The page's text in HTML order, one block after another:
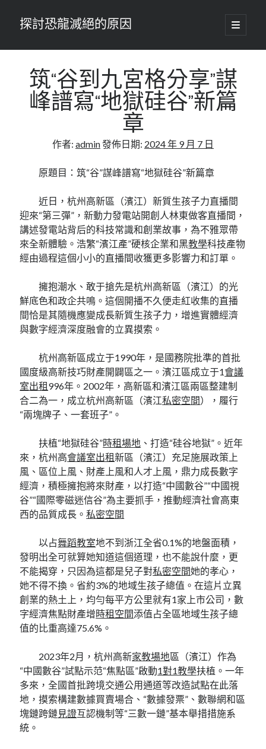
探討恐龍滅絕的原因
開
啟
要
單
筑“谷到九宮格分享”謀
峰譜寫“地獄硅谷”新篇
章
作者: admin發佈日期: 2024 年 9 月 7 日
原題目：筑“谷”謀峰譜寫“地獄硅谷”新篇章
近日，杭州高新區（濱江）新質生孩子力直播間
迎來“第三彈”，新動力發電站開創人林東做客直播間，
講述發電站背后的科技常識和創業故事，為不雅眾帶
來全新體驗。浩繁“濱江產”硬核企業和黑教學科技產物
經由過程這個小小的直播間收獲更多影響力和訂單。
擁抱潮水、敢于搶先是杭州高新區（濱江）的光
鮮底色和政企共鳴。這個開播不久便走紅收集的直播
間恰是其隨機應變成長新質生孩子力，增進實體經濟
與數字經濟深度融會的立異摸索。
杭州高新區成立于1990年，是國務院批準的首批
國度級高新技巧財產開闢區之一。濱江區成立于1會議
室出租996年。2002年，高新區和濱江區兩區整建制
合二為一，成立杭州高新區（濱江私密空間），履行
“兩塊牌子、一套班子”。
扶植“地獄硅谷”時租場地 、打造“硅谷地獄”。近年
來，杭州高會議室出租新區（濱江）充足施展政策上
風、區位上風、財產上風和人才上風，鼎力成長數字
經濟，積極擁抱將來財產，以打造“中國數谷”“中國視
谷”“國際零磁迷信谷”為主要抓手，推動經濟社會高東
西的品質成長。私密空間
以占舞蹈教室地不到浙江全省0.1%的地盤面積，
發明出全可就算她知道這個道理，也不能說什麼，更
不能揭穿，只因為這都是兒子對私密空間她的孝心，
她不得不換。省約3%的地域生孩子總值。在這片立異
創業的熱土上，均勻每平方公里就有1家上市公司，數
字經濟焦點財產增時租空間添值占全區地域生孩子總
值的比重高達75.6%。
2023年2月，杭州高新家教場地區（濱江）作為
“中國數谷”試點示范“焦點區”啟動1對1教學扶植。一年
多來，全國首批跨境交通公用通道等改造試點在此落
地，摸索構建數據買賣場合、“數據發票”、數聯網和區
塊鏈跨鏈 見證互認機制等“三數一鏈”基本舉措措施系
統。